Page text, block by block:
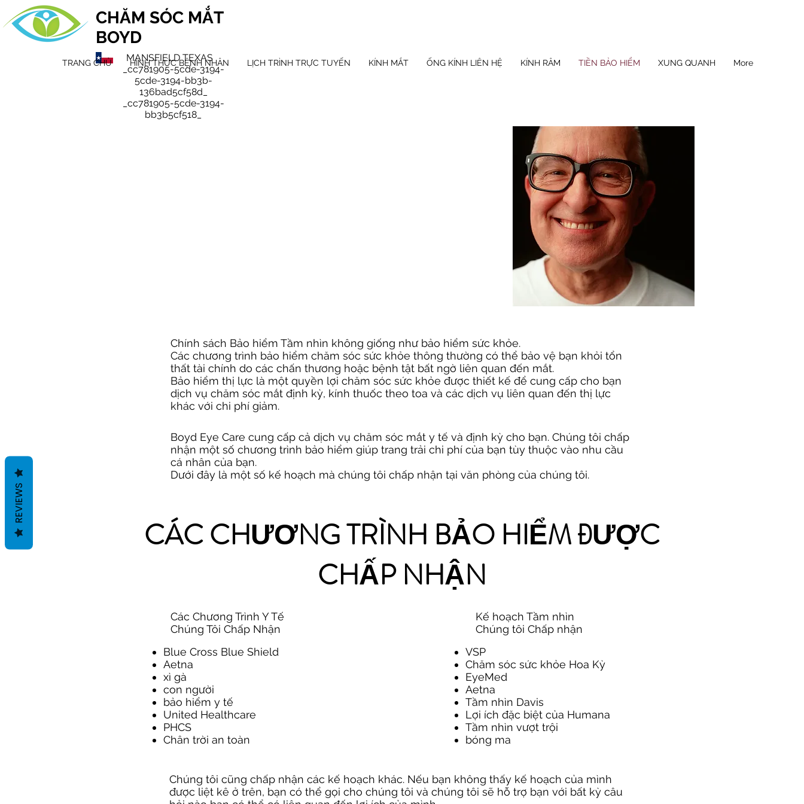
TRANG CHỦ HÌNH THỨC BỆNH NHÂN LỊCH TRÌNH TRỰC TUYẾN KÍNH MẮT ỐNG KÍNH LIÊN HỆ KÍNH RÂM TIỀN BẢO HIỂM XUNG QUANH More
CHĂM SÓC MẮT
BOYD
MANSFIELD TEXAS
_cc781905-5cde-3194-
5cde-3194-bb3b-
136bad5cf58d_
_cc781905-5cde-3194-
bb3b5cf518_
Chính sách Bảo hiểm Tầm nhìn không giống như bảo hiểm sức khỏe.
Các chương trình bảo hiểm chăm sóc sức khỏe thông thường có thể bảo vệ bạn khỏi tổn
thất tài chính do các chấn thương hoặc bệnh tật bất ngờ liên quan đến mắt.
Bảo hiểm thị lực là một quyền lợi chăm sóc sức khỏe được thiết kế để cung cấp cho bạn
dịch vụ chăm sóc mắt định kỳ, kính thuốc theo toa và các dịch vụ liên quan đến thị lực
khác với chi phí giảm.
Boyd Eye Care cung cấp cả dịch vụ chăm sóc mắt y tế và định kỳ cho bạn. Chúng tôi chấp
nhận một số chương trình bảo hiểm giúp trang trải chi phí của bạn tùy thuộc vào nhu cầu
cá nhân của bạn.
Dưới đây là một số kế hoạch mà chúng tôi chấp nhận tại văn phòng của chúng tôi.
CÁC CHƯƠNG TRÌNH BẢO HIỂM ĐƯỢC
CHẤP NHẬN
Các Chương Trình Y Tế
Chúng Tôi Chấp Nhận
Kế hoạch Tầm nhìn
Chúng tôi Chấp nhận
Blue Cross Blue Shield
Aetna
xì gà
con người
bảo hiểm y tế
United Healthcare
PHCS
Chân trời an toàn
VSP
Chăm sóc sức khỏe Hoa Kỳ
EyeMed
Aetna
Tầm nhìn Davis
Lợi ích đặc biệt của Humana
Tầm nhìn vượt trội
bóng ma
Chúng tôi cũng chấp nhận các kế hoạch khác. Nếu bạn không thấy kế hoạch của mình
được liệt kê ở trên, bạn có thể gọi cho chúng tôi và chúng tôi sẽ hỗ trợ bạn với bất kỳ câu
REVIEWS